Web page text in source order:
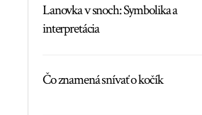
Lanovka v snoch: Symbolika a
interpretácia
Čo znamená snívať o kočík